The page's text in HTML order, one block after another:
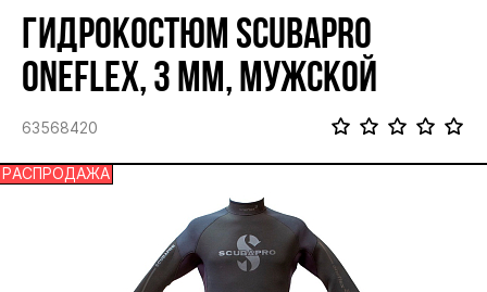
ГИДРОКОСТЮМ SCUBAPRO
ONEFLEX, 3 ММ, МУЖСКОЙ
63568420
РАСПРОДАЖА